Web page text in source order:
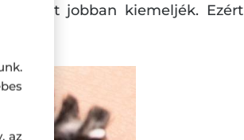
jobban kiemeljék. Ezért
az